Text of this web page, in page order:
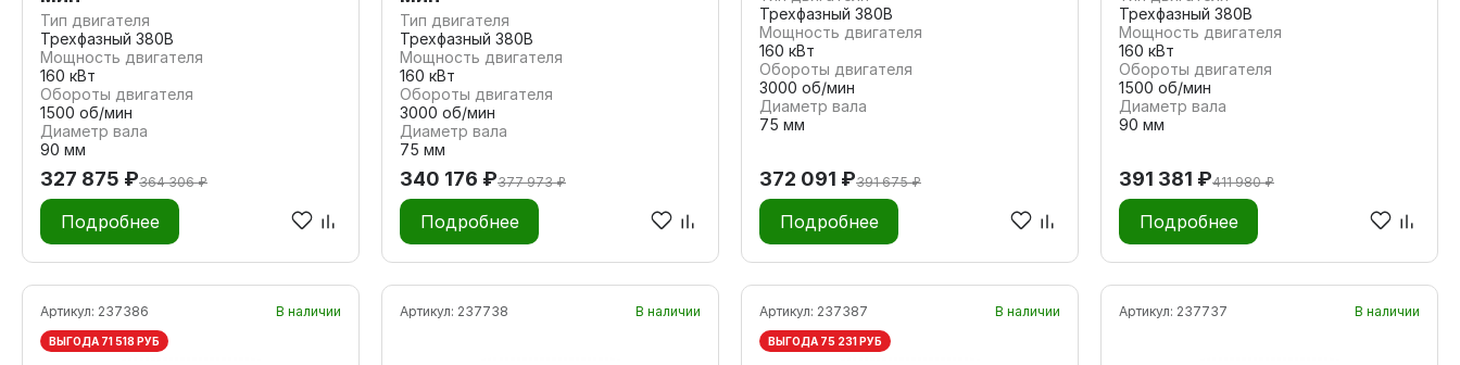
Тип двигателя
Трехфазный 380В
Мощность двигателя
160 кВт
Обороты двигателя
1500 об/мин
Диаметр вала
90 мм
327 875 ₽364 306 ₽
Подробнее
Тип двигателя
Трехфазный 380В
Мощность двигателя
160 кВт
Обороты двигателя
3000 об/мин
Диаметр вала
75 мм
340 176 ₽377 973 ₽
Подробнее
Трехфазный 380В
Мощность двигателя
160 кВт
Обороты двигателя
3000 об/мин
Диаметр вала
75 мм
372 091 ₽391 675 ₽
Подробнее
Трехфазный 380В
Мощность двигателя
160 кВт
Обороты двигателя
1500 об/мин
Диаметр вала
90 мм
391 381 ₽411 980 ₽
Подробнее
Артикул: 237386 В наличии
ВЫГОДА 71 518 РУБ
Артикул: 237738 В наличии Артикул: 237387 В наличии
ВЫГОДА 75 231 РУБ
Артикул: 237737 В наличии